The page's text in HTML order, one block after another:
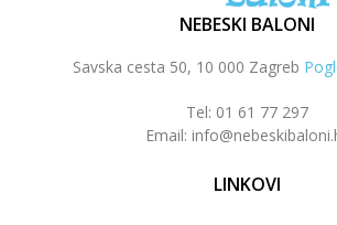
NEBESKI BALONI
Savska cesta 50, 10 000 Zagreb
Tel: 01 61 77 297
Email:
LINKOVI